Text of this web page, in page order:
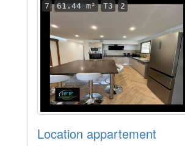
7 61.44 m² T3 2
Location appartement